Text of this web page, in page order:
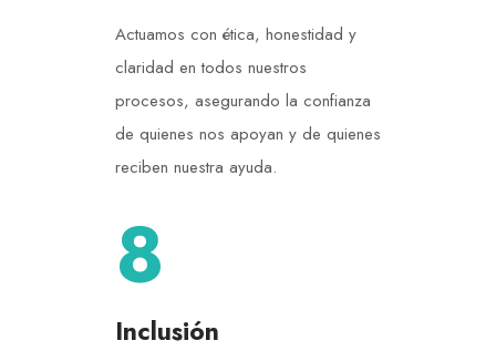
Actuamos con ética, honestidad y
claridad en todos nuestros
procesos, asegurando la confianza
de quienes nos apoyan y de quienes
reciben nuestra ayuda.
8
Inclusión